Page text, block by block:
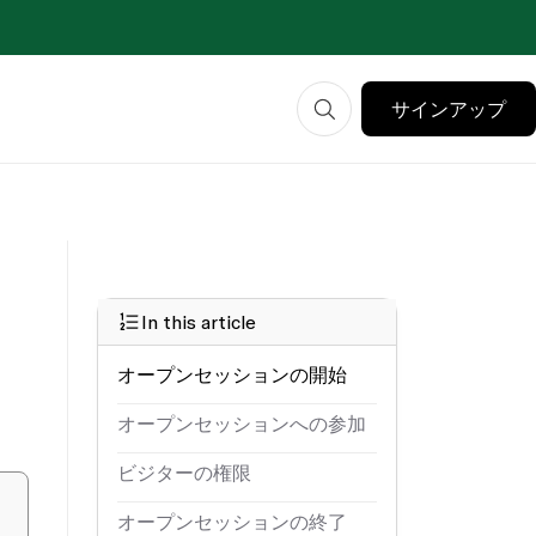
サインアップ
In this article
オープンセッションの開始
オープンセッションへの参加
ビジターの権限
オープンセッションの終了